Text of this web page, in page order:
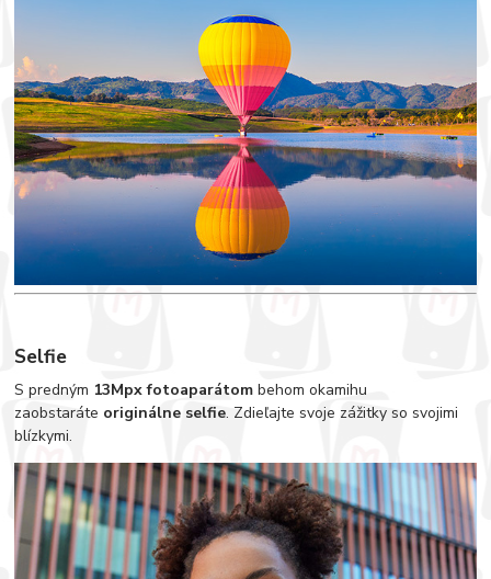
Selfie
S predným 13Mpx fotoaparátom behom okamihu
zaobstaráte originálne selfie. Zdieľajte svoje zážitky so svojimi
blízkymi.